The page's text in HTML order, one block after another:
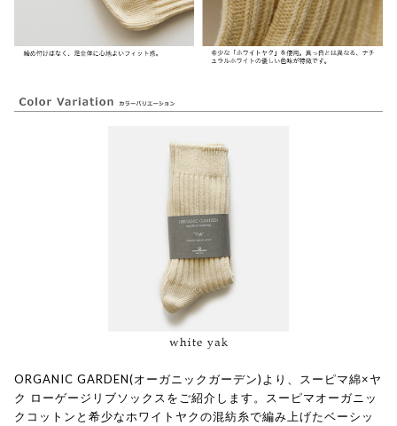
ORGANIC GARDEN(オーガニックガーデン)より、スーピマ綿×ヤ
ク ローゲージリブソックスをご紹介します。スーピマオーガニッ
クコットンと希少なホワイトヤクの混紡糸で編み上げたベーシッ